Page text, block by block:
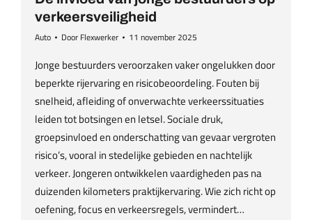
verkeersveiligheid
Auto DoorFlexwerker 11 november 2025
Jonge bestuurders veroorzaken vaker ongelukken door
beperkte rijervaring en risicobeoordeling. Fouten bij
snelheid, afleiding of onverwachte verkeerssituaties
leiden tot botsingen en letsel. Sociale druk,
groepsinvloed en onderschatting van gevaar vergroten
risico’s, vooral in stedelijke gebieden en nachtelijk
verkeer. Jongeren ontwikkelen vaardigheden pas na
duizenden kilometers praktijkervaring. Wie zich richt op
oefening, focus en verkeersregels, vermindert…